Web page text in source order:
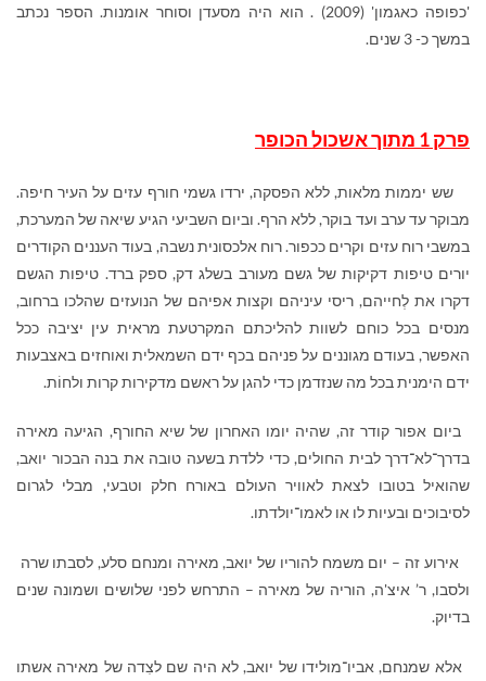
'כפופה כאגמון' (2009) . הוא היה מסעדן וסוחר אומנות. הספר נכתב
במשך כ- 3 שנים.
פרק 1 מתוך אשכול הכופר
שש יממות מלאות, ללא הפסקה, ירדו גשמי חורף עזים על העיר חיפה.
מבוקר עד ערב ועד בוקר, ללא הרף. וביום השביעי הגיע שיאה של המערכת,
במשבי רוח עזים וקרים ככפור. רוח אלכסונית נשבה, בעוד העננים הקודרים
יורים טיפות דקיקות של גשם מעורב בשלג דק, ספק ברד. טיפות הגשם
דקרו את לְחייהם, ריסי עיניהם וקצות אפיהם של הנועזים שהלכו ברחוב,
מנסים בכל כוחם לשוות להליכתם המקרטעת מראית עין יציבה ככל
האפשר, בעודם מגוננים על פניהם בכף ידם השמאלית ואוחזים באצבעות
ידם הימנית בכל מה שנזדמן כדי להגן על ראשם מדקירות קרות ולחוֹת.
ביום אפור קודר זה, שהיה יומו האחרון של שיא החורף, הגיעה מאירה
בדרך־לא־דרך לבית החולים, כדי ללדת בשעה טובה את בנה הבכור יואב,
שהואיל בטובו לצאת לאוויר העולם באורח חלק וטבעי, מבלי לגרום
לסיבוכים ובעיות לו או לאמו־יולדתו.
אירוע זה – יום משמח להוריו של יואב, מאירה ומנחם סלע, לסבתו שרה
ולסבו, ר’ איצ'ה, הוריה של מאירה – התרחש לפני שלושים ושמונה שנים
בדיוק.
אלא שמנחם, אביו־מולידו של יואב, לא היה שם לצִדה של מאירה אשתו